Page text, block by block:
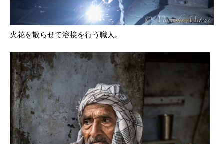
火花を散らせて溶接を行う職人。